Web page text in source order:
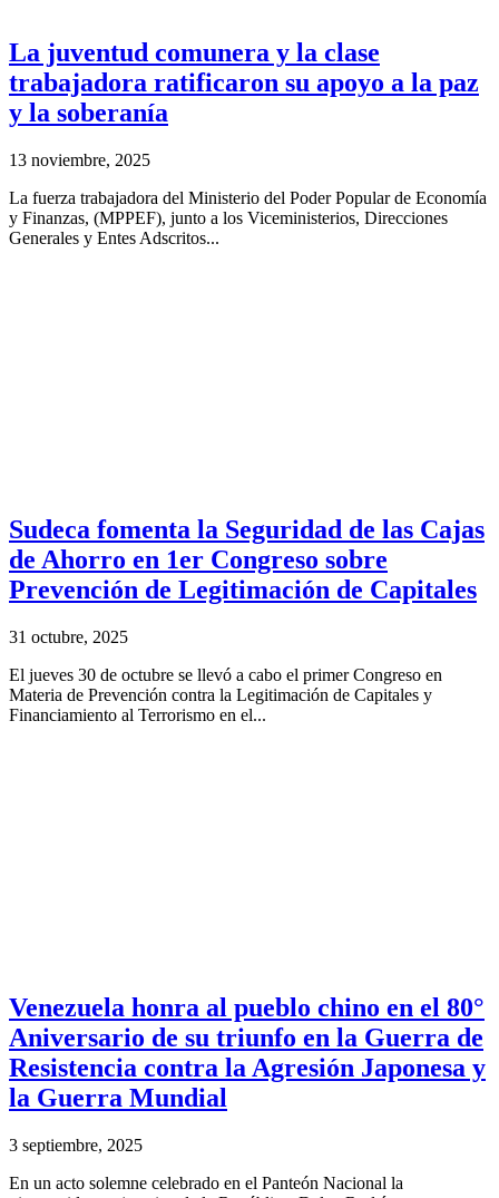
La juventud comunera y la clase
trabajadora ratificaron su apoyo a la paz
y la soberanía
13 noviembre, 2025
La fuerza trabajadora del Ministerio del Poder Popular de Economía
y Finanzas, (MPPEF), junto a los Viceministerios, Direcciones
Generales y Entes Adscritos...
Sudeca fomenta la Seguridad de las Cajas
de Ahorro en 1er Congreso sobre
Prevención de Legitimación de Capitales
31 octubre, 2025
El jueves 30 de octubre se llevó a cabo el primer Congreso en
Materia de Prevención contra la Legitimación de Capitales y
Financiamiento al Terrorismo en el...
Venezuela honra al pueblo chino en el 80°
Aniversario de su triunfo en la Guerra de
Resistencia contra la Agresión Japonesa y
la Guerra Mundial
3 septiembre, 2025
En un acto solemne celebrado en el Panteón Nacional la